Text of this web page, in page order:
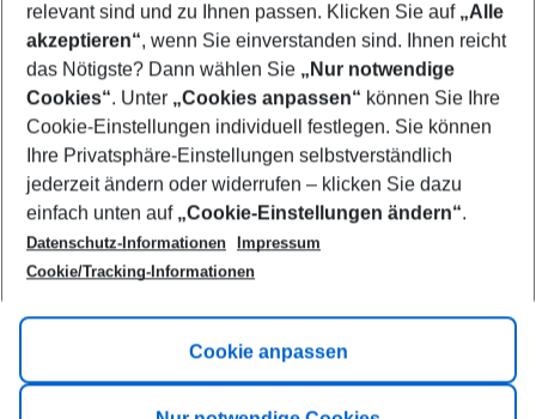
Show more filter
Footer
Footer navigation
Title A
Link A
relevant sind und zu Ihnen passen. Klicken Sie auf „Alle
akzeptieren“, wenn Sie einverstanden sind. Ihnen reicht
das Nötigste? Dann wählen Sie „Nur notwendige
Cookies“. Unter „Cookies anpassen“ können Sie Ihre
Cookie-Einstellungen individuell festlegen. Sie können
Ihre Privatsphäre-Einstellungen selbstverständlich
jederzeit ändern oder widerrufen – klicken Sie dazu
einfach unten auf „Cookie-Einstellungen ändern“.
Datenschutz-Informationen
Impressum
Cookie/Tracking-Informationen
Cookie anpassen